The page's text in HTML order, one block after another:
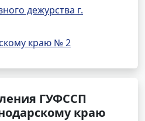
дежурства г.
краю № 2
ГУФССП
краю